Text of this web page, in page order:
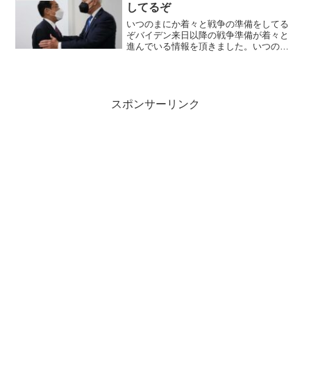
してるぞ￼
いつのまにか着々と戦争の準備をしてる
ぞバイデン来日以降の戦争準備が着々と
進んでいる情報を頂きました。いつのま
スポンサーリンク